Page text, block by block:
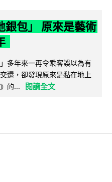
銀包」 原來是藝術
多年來一再令乘客誤以為有
還，卻發現原來是黏在地上
的...
閱讀全文